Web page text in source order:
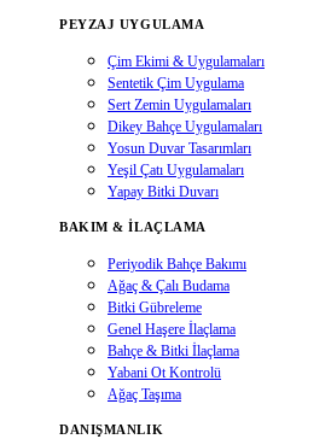
PEYZAJ UYGULAMA
Çim Ekimi & Uygulamaları
Sentetik Çim Uygulama
Sert Zemin Uygulamaları
Dikey Bahçe Uygulamaları
Yosun Duvar Tasarımları
Yeşil Çatı Uygulamaları
Yapay Bitki Duvarı
BAKIM & İLAÇLAMA
Periyodik Bahçe Bakımı
Ağaç & Çalı Budama
Bitki Gübreleme
Genel Haşere İlaçlama
Bahçe & Bitki İlaçlama
Yabani Ot Kontrolü
Ağaç Taşıma
DANIŞMANLIK